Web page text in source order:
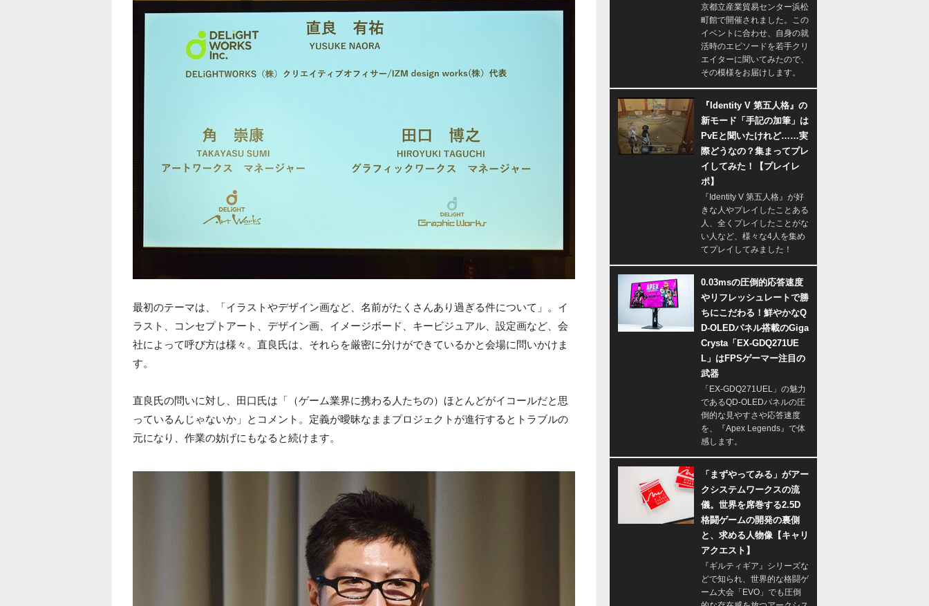
最初のテーマは、「イラストやデザイン画など、名前がたくさんあり過ぎる件について」。イ
ラスト、コンセプトアート、デザイン画、イメージボード、キービジュアル、設定画など、会
社によって呼び方は様々。直良氏は、それらを厳密に分けができているかと会場に問いかけま
す。
直良氏の問いに対し、田口氏は「（ゲーム業界に携わる人たちの）ほとんどがイコールだと思
っているんじゃないか」とコメント。定義が曖昧なままプロジェクトが進行するとトラブルの
元になり、作業の妨げにもなると続けます。
京都立産業貿易センター浜松
町館で開催されました。この
イベントに合わせ、自身の就
活時のエピソードを若手クリ
エイターに聞いてみたので、
その模様をお届けします。
『Identity V 第五人格』の
新モード「手記の加筆」は
PvEと聞いたけれど……実
際どうなの？集まってプレ
イしてみた！【プレイレ
ポ】
『Identity V 第五人格』が好
きな人やプレイしたことある
人、全くプレイしたことがな
い人など、様々な4人を集め
てプレイしてみました！
0.03msの圧倒的応答速度
やリフレッシュレートで勝
ちにこだわる！鮮やかなQ
D-OLEDパネル搭載のGiga
Crysta「EX-GDQ271UE
L」はFPSゲーマー注目の
武器
「EX-GDQ271UEL」の魅力
であるQD-OLEDパネルの圧
倒的な見やすさや応答速度
を、『Apex Legends』で体
感します。
「まずやってみる」がアー
クシステムワークスの流
儀。世界を席巻する2.5D
格闘ゲームの開発の裏側
と、求める人物像【キャリ
アクエスト】
『ギルティギア』シリーズな
どで知られ、世界的な格闘ゲ
ーム大会「EVO」でも圧倒